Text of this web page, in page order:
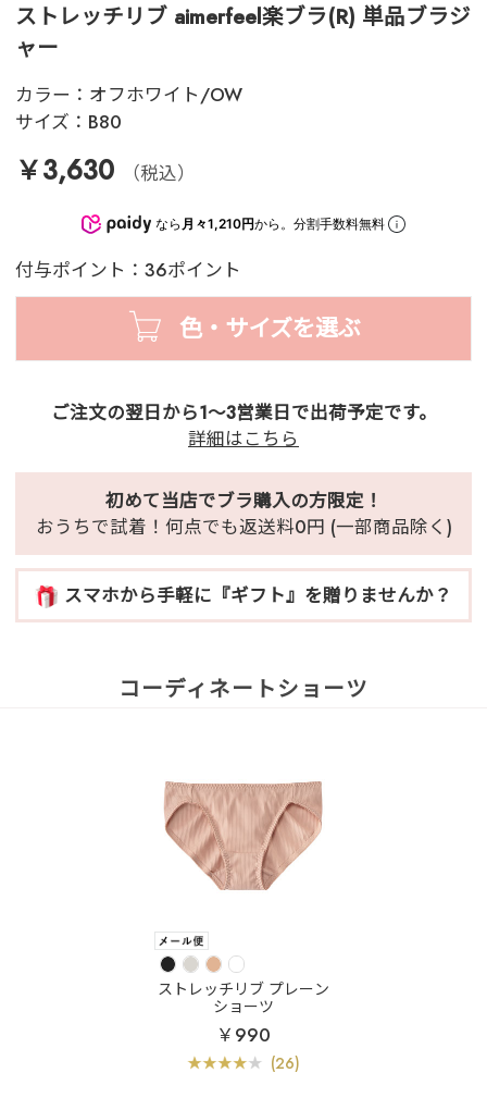
ストレッチリブ aimerfeel楽ブラ(R) 単品ブラジ
ャー
カラー： オフホワイト/OW
サイズ： B80
￥3,630 （税込）
なら 月々1,210円から。分割手数料無料
付与ポイント：36ポイント
色・サイズを選ぶ
ご注文の翌日から1～3営業日で出荷予定です。
詳細はこちら
初めて当店でブラ購入の方限定！
おうちで試着！何点でも返送料0円 (一部商品除く)
スマホから手軽に『ギフト』を贈りませんか？
コーディネートショーツ
ストレッチリブ プレーン
ショーツ
￥990
(26)